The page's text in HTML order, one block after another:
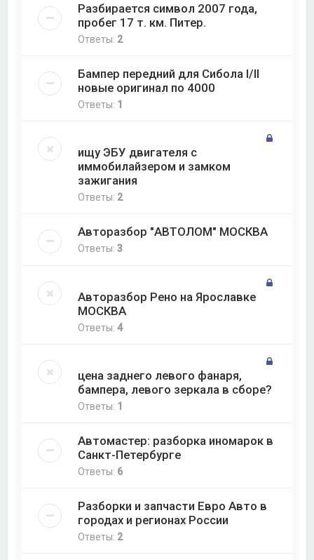
Разбирается символ 2007 года,
пробег 17 т. км. Питер.
Ответы: 2
Бампер передний для Сибола I/II
новые оригинал по 4000
Ответы: 1
ищу ЭБУ двигателя с
иммобилайзером и замком
зажигания
Ответы: 2
Авторазбор "АВТОЛОМ" МОСКВА
Ответы:3
Авторазбор Рено на Ярославке
МОСКВА
Ответы:4
цена заднего левого фанаря,
бампера, левого зеркала в сборе?
Ответы: 1
Автомастер: разборка иномарок в
Санкт-Петербурге
Ответы: 6
Разборки и запчасти Евро Авто в
городах и регионах России
Ответы: 2